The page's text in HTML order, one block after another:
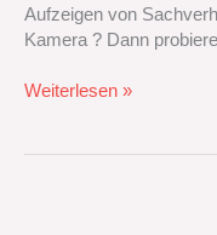
Aufzeigen von
Kamera‭ ? ‬Dann
Weiterlesen »